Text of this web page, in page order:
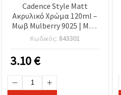
Cadence Style Matt
Ακρυλικό Χρώμα 120ml –
Μωβ Mulberry 9025 | Ματ
Χρώμα Χειροτεχνίας για
Καμβά, Ξύλο, Χαρτί & DIY
Κατασκευές
Κωδικός: 843301
3.10€